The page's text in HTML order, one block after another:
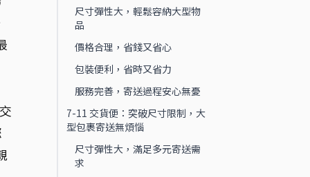
尺寸彈性大，輕鬆容納大型物
品
價格合理，省錢又省心
包裝便利，省時又省力
服務完善，寄送過程安心無憂
7-11 交貨便：突破尺寸限制，大
型包裹寄送無煩惱
尺寸彈性大，滿足多元寄送需
求